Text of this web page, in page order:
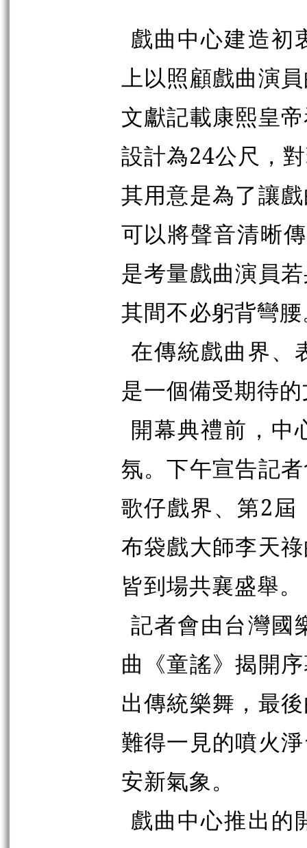
戲曲中心建造初
上以照顧戲曲演
文獻記載康熙皇
設計為24公尺，
其用意是為了讓
可以將聲音清晰
是考量戲曲演員
其間不必躬背彎
在傳統戲曲界、
是一個備受期待
開幕典禮前，中
氛。下午宣告記
歌仔戲界、第2屆
布袋戲大師李天
皆到場共襄盛舉。
記者會由台灣國
曲《童謠》揭開
出傳統樂舞，最
難得一見的噴火
安新氣象。
戲曲中心推出的